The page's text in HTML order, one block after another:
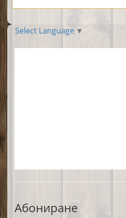
Select Language▼
Абониране